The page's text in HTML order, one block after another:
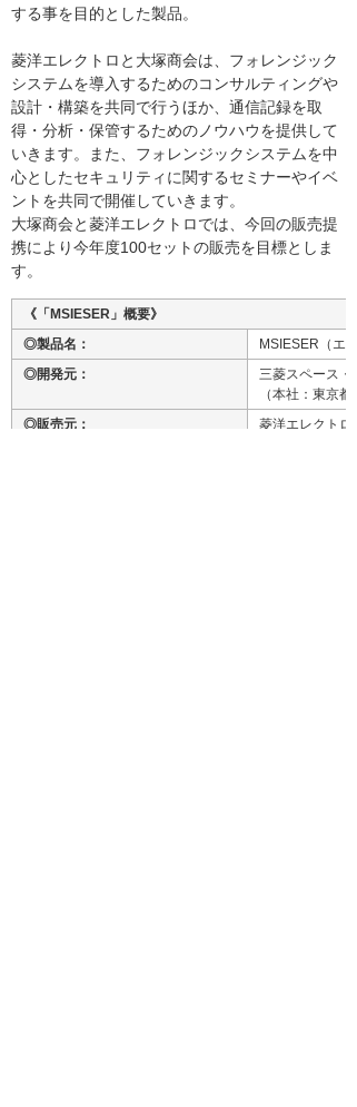
する事を目的とした製品。
菱洋エレクトロと大塚商会は、フォレンジック
システムを導入するためのコンサルティングや
設計・構築を共同で行うほか、通信記録を取
得・分析・保管するためのノウハウを提供して
いきます。また、フォレンジックシステムを中
心としたセキュリティに関するセミナーやイベ
ントを共同で開催していきます。
大塚商会と菱洋エレクトロでは、今回の販売提
携により今年度100セットの販売を目標としま
す。
《「MSIESER」概要》
◎製品名：
MSIESER（エ
◎開発元：
三菱スペース・
（本社：東京
◎販売元：
菱洋エレクトロ